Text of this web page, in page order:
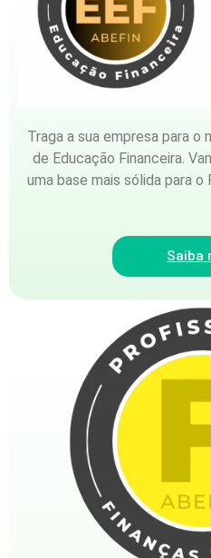
Traga a sua empresa para o
de Educação Financeira.
uma base mais sólida para o
Saiba